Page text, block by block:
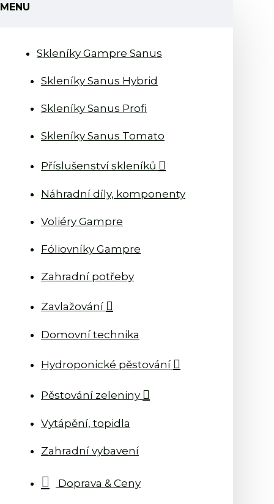
MENU
Skleníky Gampre Sanus
Skleníky Sanus Hybrid
Skleníky Sanus Profi
Skleníky Sanus Tomato
Příslušenství skleníků
Náhradní díly, komponenty
Voliéry Gampre
Fóliovníky Gampre
Zahradní potřeby
Zavlažování
Domovní technika
Hydroponické pěstování
Pěstování zeleniny
Vytápění, topidla
Zahradní vybavení
Doprava & Ceny